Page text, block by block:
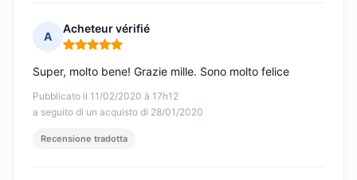
A
Acheteur vérifié
Nota: 5 su 5
Pubblicato il 11/02/2020 à 17h12
a seguito di un acquisto di 28/01/2020
Super, molto bene! Grazie mille. Sono molto felice
Recensione tradotta